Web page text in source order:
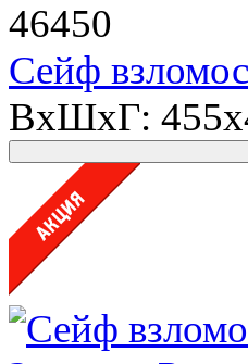
46450
Сейф
ВхШхГ: